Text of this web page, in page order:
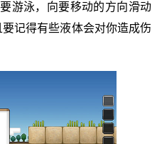
游泳，向要移动的方向滑动
记得有些液体会对你造成伤